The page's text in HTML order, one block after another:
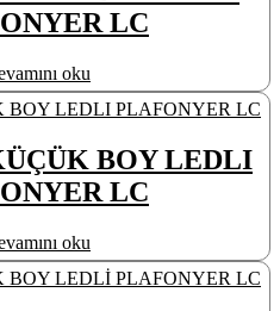
LC
oku
BOY LEDLI
LC
oku